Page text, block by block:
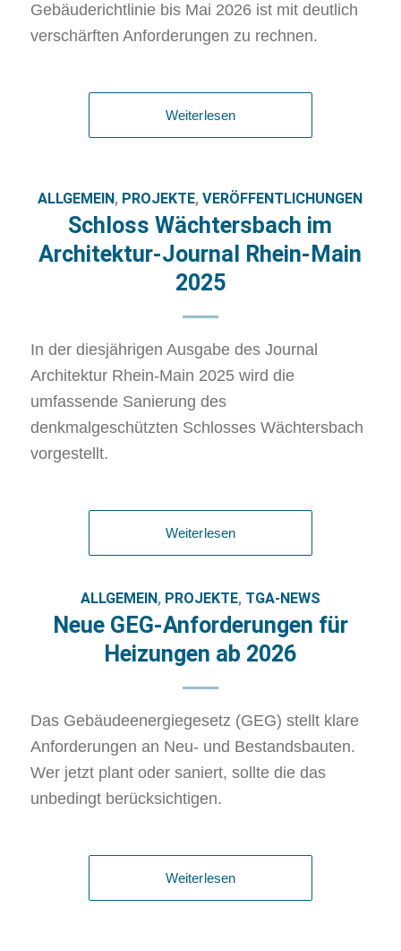
Gebäuderichtlinie bis Mai 2026 ist mit deutlich
verschärften Anforderungen zu rechnen.
Weiterlesen
ALLGEMEIN , PROJEKTE,VERÖFFENTLICHUNGEN
Schloss Wächtersbach im
Architektur-Journal Rhein-Main
2025
In der diesjährigen Ausgabe des Journal
Architektur Rhein-Main 2025 wird die
umfassende Sanierung des
denkmalgeschützten Schlosses Wächtersbach
vorgestellt.
Weiterlesen
ALLGEMEIN , PROJEKTE, TGA-NEWS
Neue GEG-Anforderungen für
Heizungen ab 2026
Das Gebäudeenergiegesetz (GEG) stellt klare
Anforderungen an Neu- und Bestandsbauten.
Wer jetzt plant oder saniert, sollte die das
unbedingt berücksichtigen.
Weiterlesen